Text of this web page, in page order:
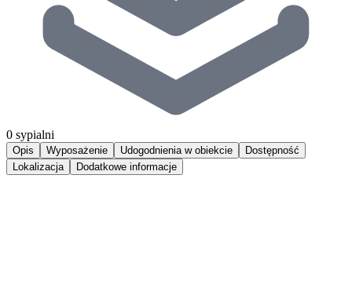
0 sypialni
Opis Wyposażenie Udogodnienia w obiekcie
Dostępność
Lokalizacja
Dodatkowe informacje